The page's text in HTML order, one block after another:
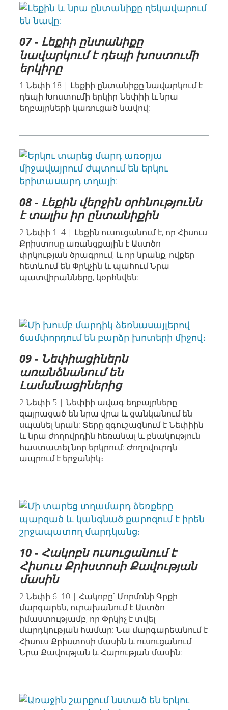
07 - Լեքիի ընտանիքը
նավարկում է դեպի խոստումի
երկիրը
1 Նեփի 18 | Լեքիի ընտանիքը նավարկում է
դեպի Խոստումի երկիր Նեփիի և նրա
եղբայրների կառուցած նավով:
08 - Լեքին վերջին օրհնությունն
է տալիս իր ընտանիքին
2 Նեփի 1–4 | Լեքին ուսուցանում է, որ Հիսուս
Քրիստոսը առանցքային է Աստծո
փրկության ծրագրում, և որ նրանք, ովքեր
հետևում են Փրկչին և պահում Նրա
պատվիրանները, կօրհնվեն:
09 - Նեփիացիներն
առանձնանում են
Լամանացիներից
2 Նեփի 5 | Նեփիի ավագ եղբայրները
զայրացած են նրա վրա և ցանկանում են
սպանել նրան: Տերը զգուշացնում է Նեփիին
և նրա ժողովրդին հեռանալ և բնակություն
հաստատել նոր երկրում: Ժողովուրդն
ապրում է երջանիկ։
10 - Հակոբն ուսուցանում է
Հիսուս Քրիստոսի Քավության
մասին
2 Նեփի 6–10 | Հակոբը՝ Մորմոնի Գրքի
մարգարեն, ուրախանում է Աստծո
իմաստությամբ, որ Փրկիչ է տվել
մարդկության համար: Նա մարգարեանում է
Հիսուս Քրիստոսի մասին և ուսուցանում
Նրա Քավության և Հարության մասին: